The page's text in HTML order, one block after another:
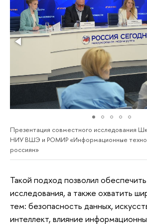
Презентация совместного исследования
НИУ ВШЭ и РОМИР «Информационные
россиян»
Такой подход позволил обеспечить
исследования, а также охватить
тем: безопасность данных,
интеллект, влияние